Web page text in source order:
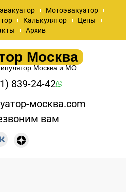
Мотоэвакуатор
Калькулятор
Цены
Архив
Москва
Москва и МО
839-24-42
москва.com
вам